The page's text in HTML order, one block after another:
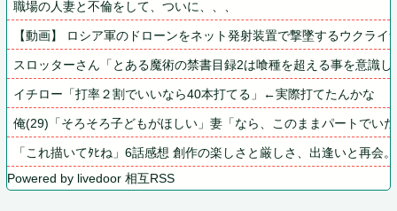
職場の人妻と不倫をして、ついに、、、
【動画】 ロシア軍のドローンをネット発射装置で撃墜するウクライ
スロッターさん「とある魔術の禁書目録2は喰種を超える事を意識
イチロー「打率２割でいいなら40本打てる」←実際打てたんかな
俺(29)「そろそろ子どもがほしい」妻「なら、このままパートでい
「これ描いてﾀﾋね」6話感想 創作の楽しさと厳しさ、出逢いと再会
Powered by livedoor 相互RSS